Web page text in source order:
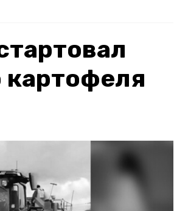
картофеля